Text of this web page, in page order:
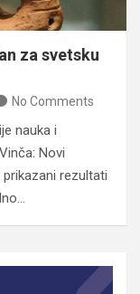
za svetsku
No Comments
nauka i
Novi
rezultati